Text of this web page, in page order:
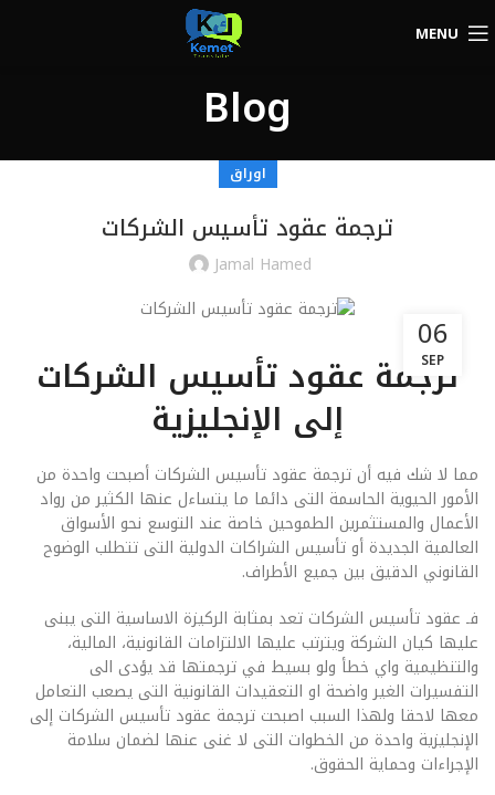
MENU
Blog
اوراق
ترجمة عقود تأسيس الشركات
Jamal Hamed
06
SEP
ترجمة عقود تأسيس الشركات
إلى الإنجليزية
مما لا شك فيه أن ترجمة عقود تأسيس الشركات أصبحت واحدة من
الأمور الحيوية الحاسمة التى دائما ما يتساءل عنها الكثير من رواد
الأعمال والمستثمرين الطموحين خاصة عند التوسع نحو الأسواق
العالمية الجديدة أو تأسيس الشراكات الدولية التى تتطلب الوضوح
القانوني الدقيق بين جميع الأطراف.
فـ عقود تأسيس الشركات تعد بمثابة الركيزة الاساسية التى يبنى
عليها كيان الشركة ويترتب عليها الالتزامات القانونية، المالية،
والتنظيمية واي خطأ ولو بسيط في ترجمتها قد يؤدى الى
التفسيرات الغير واضحة او التعقيدات القانونية التى يصعب التعامل
معها لاحقا ولهذا السبب اصبحت ترجمة عقود تأسيس الشركات إلى
الإنجليزية واحدة من الخطوات التى لا غنى عنها لضمان سلامة
الإجراءات وحماية الحقوق.